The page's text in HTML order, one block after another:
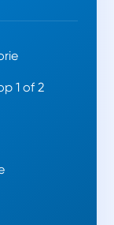
1 of 2